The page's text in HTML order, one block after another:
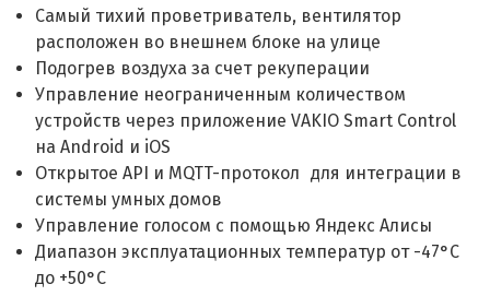
Самый тихий проветриватель, вентилятор
расположен во внешнем блоке на улице
Подогрев воздуха за счет рекуперации
Управление неограниченным количеством
устройств через приложение VAKIO Smart Control
на Android и iOS
Открытое API и MQTT-протокол для интеграции в
системы умных домов
Управление голосом с помощью Яндекс Алисы
Диапазон эксплуатационных температур от -47°С
до +50°С